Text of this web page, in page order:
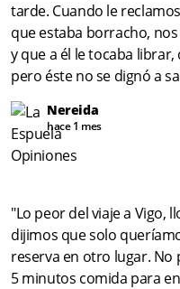
tarde. Cuando le
que estaba borracho,
y que a él le tocaba
pero éste no se dignó a
Nereida
hace 1 mes
"Lo peor del viaje a Vigo,
dijimos que solo
reserva en otro lugar.
5 minutos comida para